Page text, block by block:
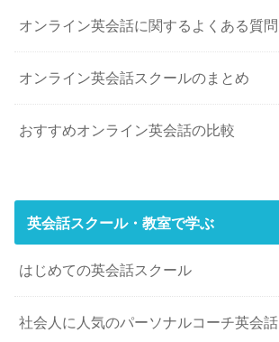
オンライン英会話に関するよくある質問
オンライン英会話スクールのまとめ
おすすめオンライン英会話の比較
英会話スクール・教室で学ぶ
はじめての英会話スクール
社会人に人気のパーソナルコーチ英会話